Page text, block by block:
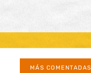
MÁS COMENTADAS